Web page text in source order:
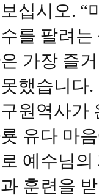
십시오. “
를 팔려
가장 즐
했습니다
원역사가
유다 마
예수님
훈련을